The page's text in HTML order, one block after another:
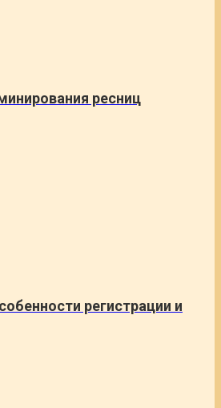
ресниц
регистрации и